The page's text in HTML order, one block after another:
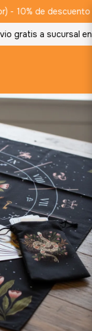
10% de descuento
gratis a sucursal en